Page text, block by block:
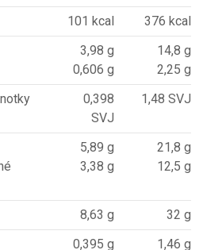
101 kcal
376 kcal
3,98 g
0,606 g
14,8 g
2,25 g
0,398
SVJ
1,48 SVJ
5,89 g
3,38 g
21,8 g
12,5 g
8,63 g
32 g
0,395 g 1,46 g